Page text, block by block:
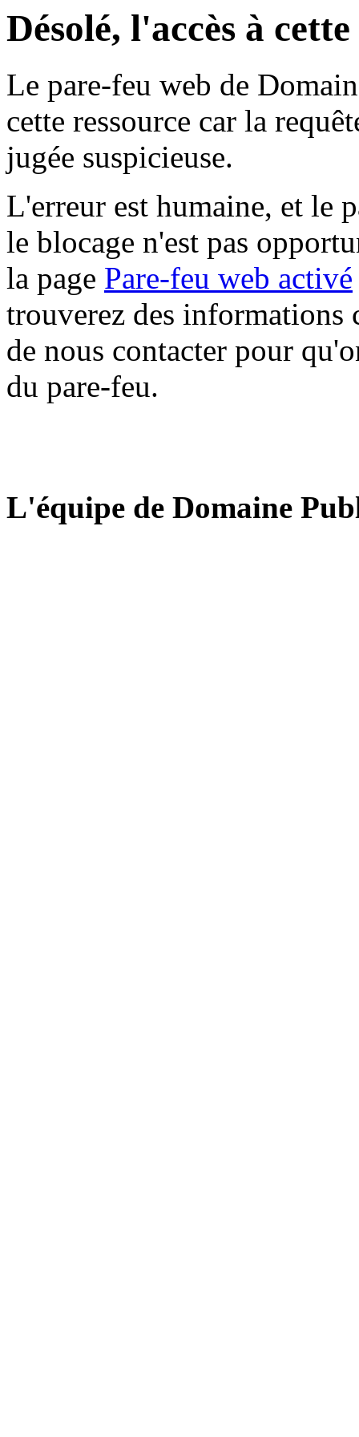
Désolé, l'accès à
Le pare-feu web de
cette ressource car la
jugée suspicieuse.
L'erreur est humaine, et le
le blocage n'est pas
la page Pare-feu web activé
trouverez des informations
de nous contacter pour
du pare-feu.
L'équipe de Domaine